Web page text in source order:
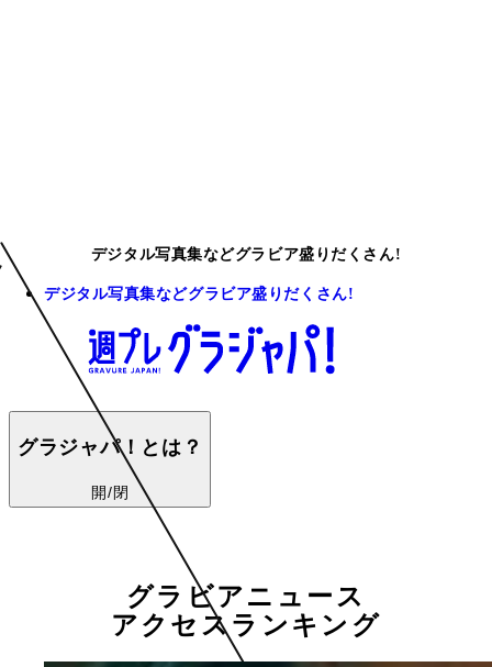
デジタル写真集などグラビア盛りだくさん!
デジタル写真集などグラビア盛りだくさん!
グラジャパ！とは？
開/閉
グラビアニュース
アクセスランキング